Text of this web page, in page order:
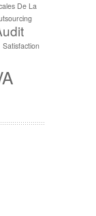
De La
Satisfaction